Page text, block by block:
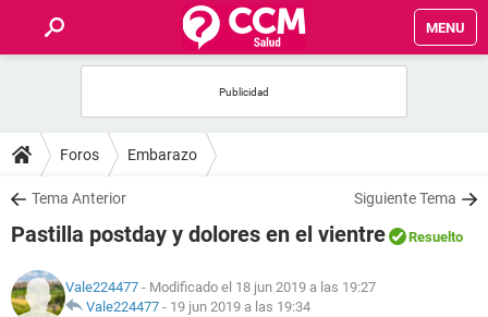
MENU
FOROS
SALUD
NUTRICIÓN
Foros Embarazo
Tema Anterior Siguiente Tema
Pastilla postday y dolores en el vientre Resuelto
Vale224477 - Modificado el 18 jun 2019 a las 19:27
Vale224477 - 19 jun 2019 a las 19:34